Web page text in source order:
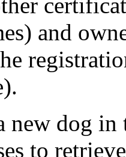
and
new dog in
to